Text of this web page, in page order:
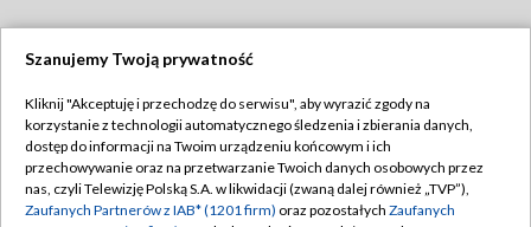
TVP
Abonament TVP
Emisja w TVP
Regulamin TVP
Polityka prywatności
Szanujemy Twoją prywatność
Kliknij "Akceptuję i przechodzę do serwisu", aby wyrazić zgody na
korzystanie z technologii automatycznego śledzenia i zbierania danych,
dostęp do informacji na Twoim urządzeniu końcowym i ich
przechowywanie oraz na przetwarzanie Twoich danych osobowych przez
nas, czyli Telewizję Polską S.A. w likwidacji (zwaną dalej również „TVP”),
Zaufanych Partnerów z IAB* (1201 firm) oraz pozostałych Zaufanych